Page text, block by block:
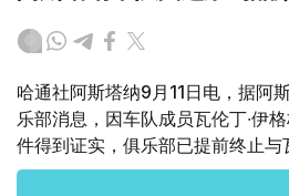
哈通社阿斯塔纳9月11日电，据阿
乐部消息，因车队成员瓦伦丁∙伊
件得到证实，俱乐部已提前终止与